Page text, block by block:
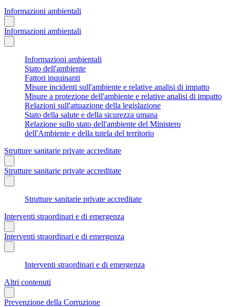
Informazioni ambientali
Informazioni ambientali
Informazioni ambientali
Stato dell'ambiente
Fattori inquinanti
Misure incidenti sull'ambiente e relative analisi di impatto
Misure a protezione dell'ambiente e relative analisi di impatto
Relazioni sull'attuazione della legislazione
Stato della salute e della sicurezza umana
Relazione sullo stato dell'ambiente del Ministero
dell'Ambiente e della tutela del territorio
Strutture sanitarie private accreditate
Strutture sanitarie private accreditate
Strutture sanitarie private accreditate
Interventi straordinari e di emergenza
Interventi straordinari e di emergenza
Interventi straordinari e di emergenza
Altri contenuti
Prevenzione della Corruzione